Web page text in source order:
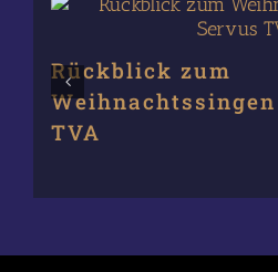
Rückblick zum
TVA